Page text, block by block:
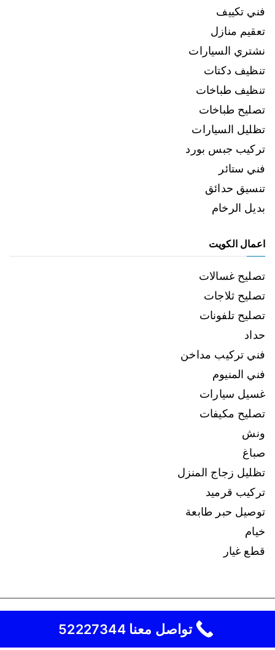
فني تكييف
تعقيم منازل
نشتري السيارات
تنظيف دكتات
تنظيف طباخات
تصليح طباخات
تظليل السيارات
تركيب جبس بورد
فني ستائر
تنسيق حدائق
بديل الرخام
اعمال الكويت
تصليح غسالات
تصليح ثلاجات
تصليح تلفونات
حداد
فني تركيب مداخن
فني المنيوم
غسيل سيارات
تصليح مكيفات
ونش
صباغ
تظليل زجاج المنزل
تركيب قرميد
توصيل حبر طابعة
خيام
قطع غيار
كافة الحقوق محفوظة لـ نقل عفش© 2026 تواصل معنا 52227344